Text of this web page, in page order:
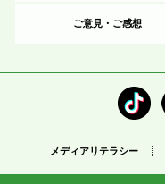
ご意見・ご感想
メディアリテラシー